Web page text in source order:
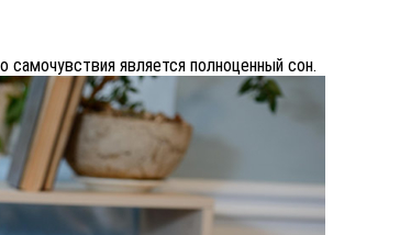
самочувствия является полноценный сон.